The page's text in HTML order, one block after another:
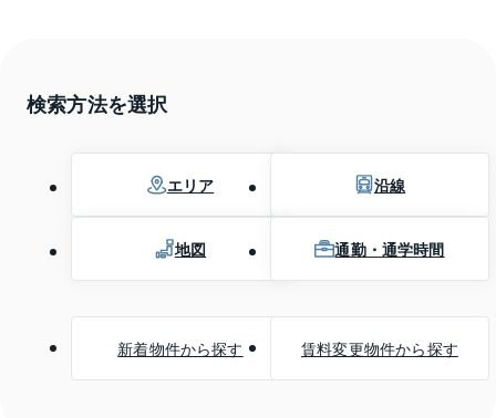
検索方法を選択
エリア 沿線
地図 通勤・通学時間
新着物件から探す 賃料変更物件から探す